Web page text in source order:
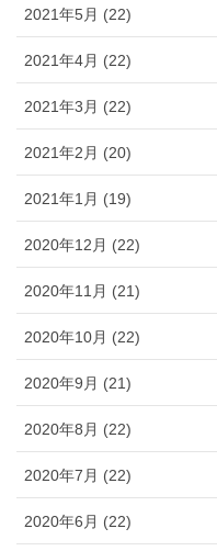
2021年5月 (22)
2021年4月 (22)
2021年3月 (22)
2021年2月 (20)
2021年1月 (19)
2020年12月 (22)
2020年11月 (21)
2020年10月 (22)
2020年9月 (21)
2020年8月 (22)
2020年7月 (22)
2020年6月 (22)